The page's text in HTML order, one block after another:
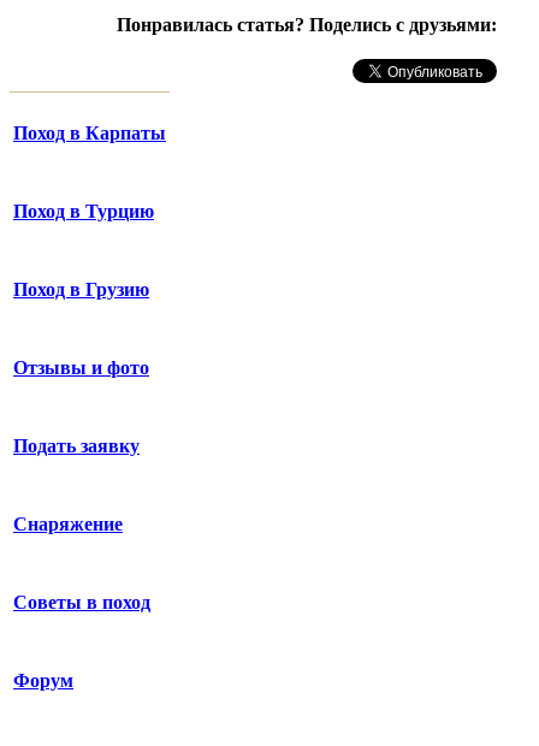
Понравилась статья? Поделись с друзьями:
Поход в Карпаты
Поход в Турцию
Поход в Грузию
Отзывы и фото
Подать заявку
Снаряжение
Советы в поход
Форум